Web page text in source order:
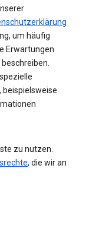
um häufig
Erwartungen
beispielsweise
zu nutzen.
, die wir an